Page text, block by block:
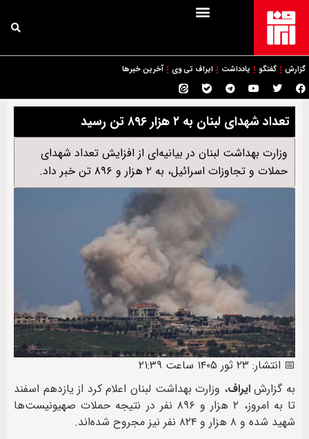
گزارش گفتگو یادداشت ایراف تی وی آخرین خبرها
تعداد شهدای لبنان به ۲ هزار ۸۹۶ تن رسید
وزارت بهداشت لبنان در بیانیه‌ای از افزایش تعداد شهدای
حملات و تجاوزات اسرائیل، به ۲ هزار و ۸۹۶ تن خبر داد.
📅 انتشار: ۲۳ ثور ۱۴۰۵ ساعت ۲۱:۳۹
به گزارشایراف، وزارت بهداشت لبنان اعلام کرد از یازدهم اسفند
تا به امروز، ۲ هزار و ۸۹۶ نفر در نتیجه حملات صهیونیست‌ها
شهید شده و ۸ هزار و ۸۲۴ نفر نیز مجروح شده‌اند.